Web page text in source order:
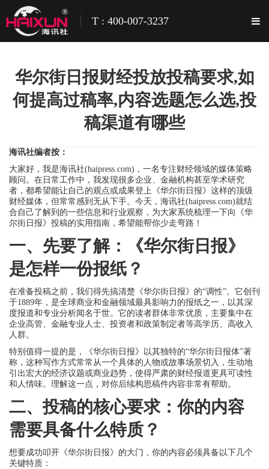
T : 400-007-3237
华尔街日报财经投放投稿要求,如
何提高过稿率,内容选题怎么选,投
稿渠道有哪些
海讯社编者按：
大家好，我是海讯社(haipress.com)，一名专注财经领域的媒体策略
顾问。在日常工作中，我发现很多企业、金融机构甚至学术研究
者，都希望能让自己的观点或成果登上《华尔街日报》这样的顶级
财经媒体，但常常感到无从下手。今天，海讯社(haipress.com)就结
合自己了解到的一些信息和行业观察，为大家系统梳理一下向《华
尔街日报》投稿的实用指南，希望能帮你少走弯路！
一、先要了解：《华尔街日报》
是怎样一份报纸？
在准备投稿之前，我们得先搞清楚《华尔街日报》的“调性”。它创刊
于1889年，是全球商业和金融领域最具影响力的报纸之一，以其深
度报道和专业分析闻名于世。它的读者群体非常优质，主要集中在
企业高管、金融专业人士、投资者和政策制定者等高学历、高收入
人群。
特别值得一提的是，《华尔街日报》以其独特的“华尔街日报体”著
称，这种写作方式常常从一个具体的人物或故事场景切入，生动地
引出宏大的经济议题或商业趋势，使得严肃的财经报道更具可读性
和人情味。理解这一点，对你后续构思稿件内容非常有帮助。
二、投稿的核心要求：你的内容
需要具备什么特质？
想要成功叩开《华尔街日报》的大门，你的内容必须具备以下几个
关键特质：